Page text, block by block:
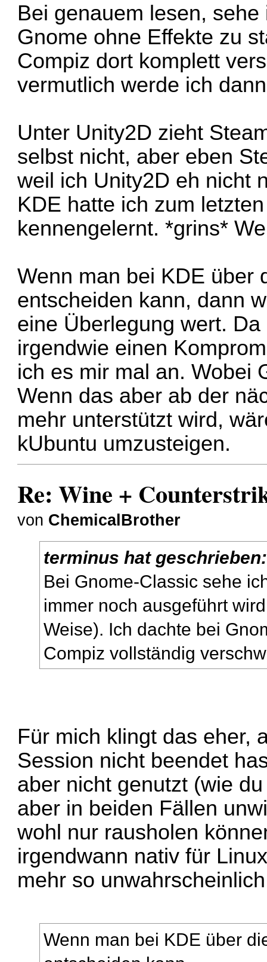
Bei genauem lesen,
Gnome ohne Effekte zu
Compiz dort komplett
vermutlich werde ich
Unter Unity2D zieht
selbst nicht, aber eben
weil ich Unity2D eh nicht
KDE hatte ich zum
kennengelernt. *grins*
Wenn man bei KDE über
entscheiden kann, dann
eine Überlegung wert.
irgendwie einen
ich es mir mal an. Wobei
Wenn das aber ab der
mehr unterstützt wird,
kUbuntu umzusteigen.
Re: Wine +
von ChemicalBrother
terminus hat geschrieben:
Bei Gnome-Classic sehe
immer noch ausgeführt
Weise). Ich dachte bei
Compiz vollständig
Für mich klingt das eher,
Session nicht beendet
aber nicht genutzt (wie
aber in beiden Fällen
wohl nur rausholen
irgendwann nativ für
mehr so
Wenn man bei KDE über